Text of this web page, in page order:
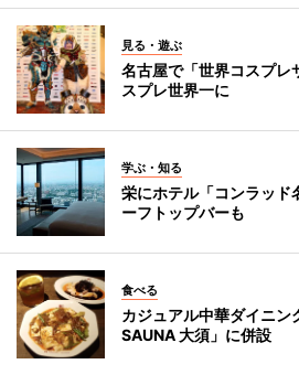
見る・遊ぶ
名古屋で「世界コスプ
スプレ世界一に
学ぶ・知る
栄にホテル「コンラッ
ーフトップバーも
食べる
カジュアル中華ダイニ
SAUNA 大須」に併設